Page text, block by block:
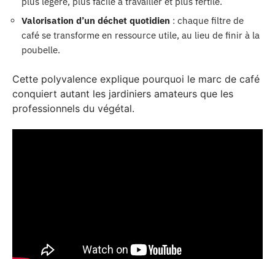
Valorisation d’un déchet quotidien : chaque filtre de
café se transforme en ressource utile, au lieu de finir à la
poubelle.
Cette polyvalence explique pourquoi le marc de café
conquiert autant les jardiniers amateurs que les
professionnels du végétal.